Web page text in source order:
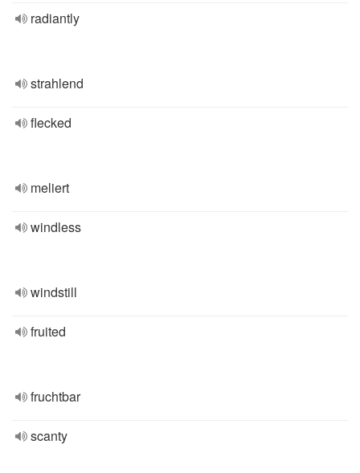
radiantly
strahlend
flecked
meliert
windless
windstill
fruited
fruchtbar
scanty